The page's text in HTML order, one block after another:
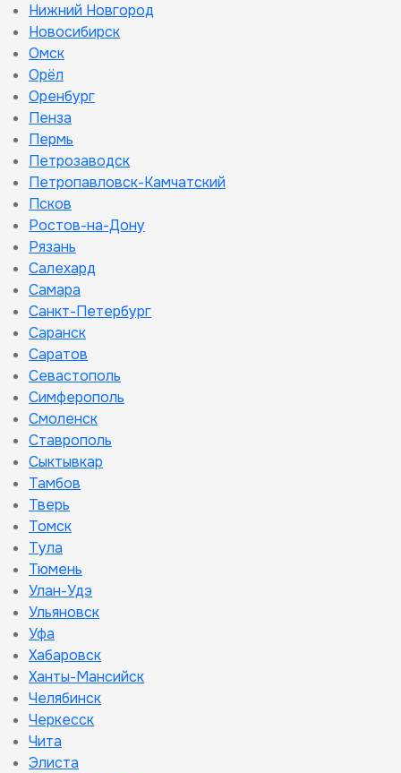
Нижний Новгород
Новосибирск
Омск
Орёл
Оренбург
Пенза
Пермь
Петрозаводск
Петропавловск-Камчатский
Псков
Ростов-на-Дону
Рязань
Салехард
Самара
Санкт-Петербург
Саранск
Саратов
Севастополь
Симферополь
Смоленск
Ставрополь
Сыктывкар
Тамбов
Тверь
Томск
Тула
Тюмень
Улан-Удэ
Ульяновск
Уфа
Хабаровск
Ханты-Мансийск
Челябинск
Черкесск
Чита
Элиста